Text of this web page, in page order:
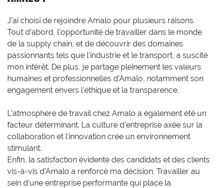
J’ai choisi de rejoindre Amalo pour plusieurs raisons.
Tout d’abord, l’opportunité de travailler dans le monde
de la supply chain, et de découvrir des domaines
passionnants tels que l’industrie et le transport, a suscité
mon intérêt. De plus, je partage pleinement les valeurs
humaines et professionnelles d’Amalo, notamment son
engagement envers l’éthique et la transparence.
L’atmosphère de travail chez Amalo a également été un
facteur déterminant. La culture d’entreprise axée sur la
collaboration et l’innovation crée un environnement
stimulant.
Enfin, la satisfaction évidente des candidats et des clients
vis-à-vis d’Amalo a renforcé ma décision. Travailler au
sein d’une entreprise performante qui place la